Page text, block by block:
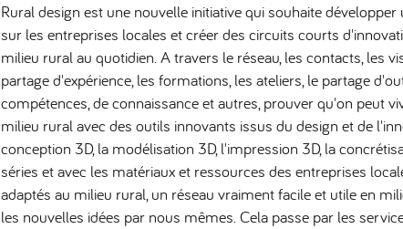
Rural design est une nouvelle initiative qui souhaite
sur les entreprises locales et créer des circuits courts
milieu rural au quotidien. A travers le réseau, les contacts, les
partage d'expérience, les formations, les ateliers, le partage
compétences, de connaissance et autres, prouver qu'on peut
milieu rural avec des outils innovants issus du design et de
conception 3D, la modélisation 3D, l'impression 3D, la
séries et avec les matériaux et ressources des entreprises
adaptés au milieu rural, un réseau vraiment facile et utile en
les nouvelles idées par nous mêmes. Cela passe par les